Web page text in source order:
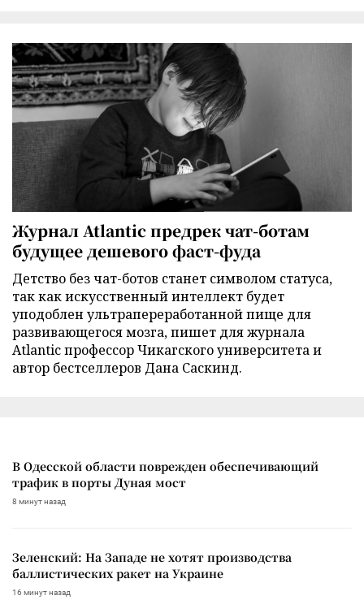
Журнал Atlantic предрек чат-ботам
будущее дешевого фаст-фуда
Детство без чат-ботов станет символом статуса,
так как искусственный интеллект будет
уподоблен ультрапереработанной пище для
развивающегося мозга, пишет для журнала
Atlantic профессор Чикагского университета и
автор бестселлеров Дана Саскинд.
В Одесской области поврежден обеспечивающий
трафик в порты Дуная мост
8 минут назад
Зеленский: На Западе не хотят производства
баллистических ракет на Украине
16 минут назад